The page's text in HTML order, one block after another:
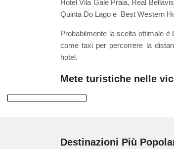
Hotel Vila Gale Praia, Real
Quinta Do Lago e Best Western
Probabilmente la scelta ottimale
come taxi per percorrere la
hotel.
Mete turistiche nelle
Destinazioni Più